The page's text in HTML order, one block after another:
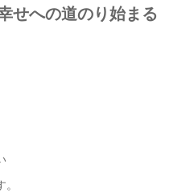
せへの道のり始まる